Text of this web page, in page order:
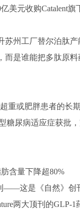
美元收购Catalent
苏州工厂替尔泊肽产
是谁能把多肽原
超重或肥胖患者的
糖尿病适应症获批
含量下降超80%
——这是《自然》创
两大顶刊的GLP-1